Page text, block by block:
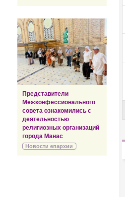
Представители
Межконфессионального
совета ознакомились с
деятельностью
религиозных организаций
города Манас
Новости епархии